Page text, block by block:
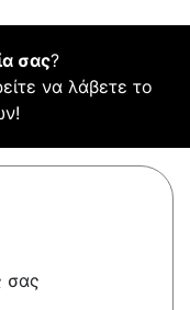
σας?
να λάβετε το
σας